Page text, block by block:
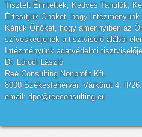
Tisztelt Érintettek, Kedves Tanulók,
Értesítjük Önöket, hogy
Kérjük Önöket, hogy amennyiben az
szíveskedjenek a tisztviselő alábbi
Intézményünk adatvédelmi
Dr. Lórodi László
Reé Consulting Nonprofit Kft.
8000 Székesfehérvár, Várkörút 4. II/26.
email: dpo@reeconsulting.eu